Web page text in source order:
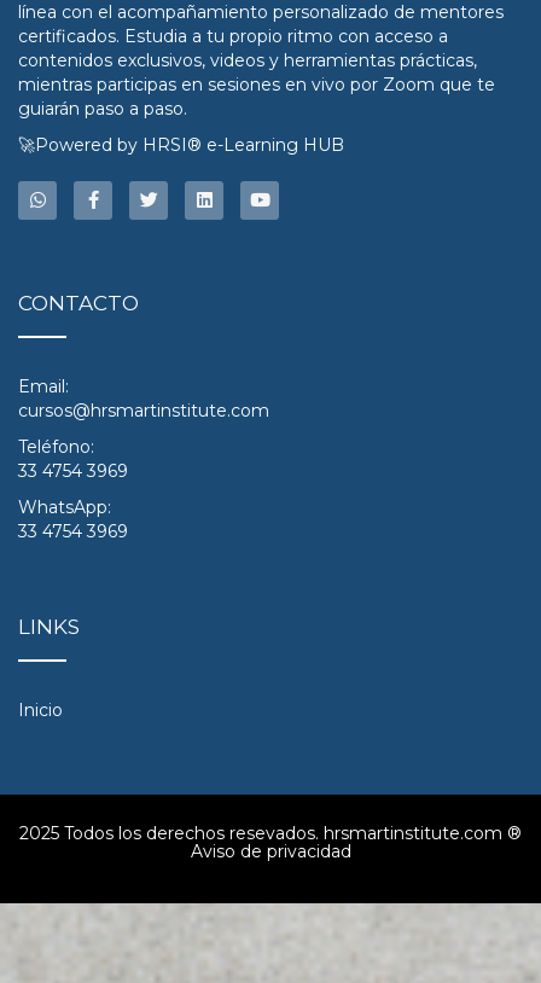
línea con el acompañamiento personalizado de mentores
certificados. Estudia a tu propio ritmo con acceso a
contenidos exclusivos, videos y herramientas prácticas,
mientras participas en sesiones en vivo por Zoom que te
guiarán paso a paso.
🚀Powered by HRSI® e-Learning HUB
CONTACTO
Email:
cursos@hrsmartinstitute.com
Teléfono:
33 4754 3969
WhatsApp:
33 4754 3969
LINKS
Inicio
2025 Todos los derechos resevados. hrsmartinstitute.com ®
Aviso de privacidad